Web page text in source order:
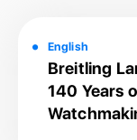
English
Breitling
140 Years